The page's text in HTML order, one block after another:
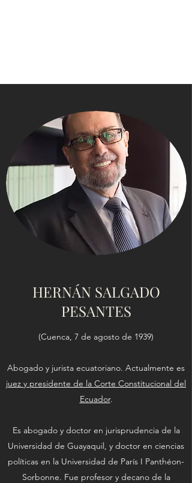
HERNÁN SALGADO
PESANTES
(Cuenca, 7 de agosto de 1939)
Abogado y jurista ecuatoriano. Actualmente es
juez y presidente de la Corte Constitucional del
Ecuador.
Es abogado y doctor en jurisprudencia de la
Universidad de Guayaquil, y doctor en ciencias
políticas en la Universidad de París I Panthéon-
Sorbonne. Fue profesor y decano de la